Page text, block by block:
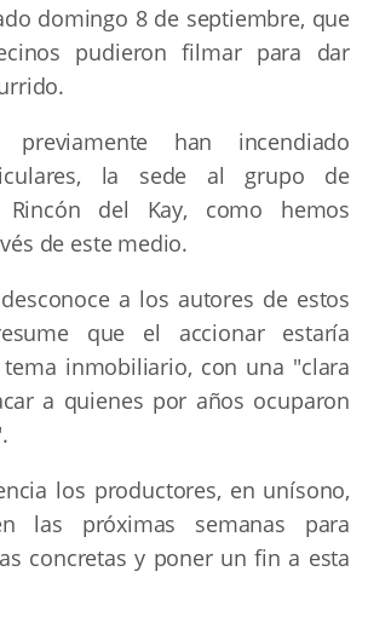
domingo 8 de septiembre, que
pudieron filmar para dar
previamente han incendiado
la sede al grupo de
del Kay, como hemos
de este medio.
a los autores de estos
que el accionar estaría
inmobiliario, con una "clara
a quienes por años ocuparon
los productores, en unísono,
las próximas semanas para
concretas y poner un fin a esta